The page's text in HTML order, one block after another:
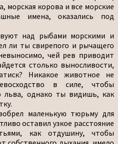
морская корова и все морские
имена, оказались под
над рыбами морскими и
ли ты свирепого и рычащего
чей рев приводит
столько выносливости,
Никакое животное не
в силе, чтобы
льва, однако ты видишь, как
маленькую тюрьму для
оставил узкое расстояние
как отдушину, чтобы